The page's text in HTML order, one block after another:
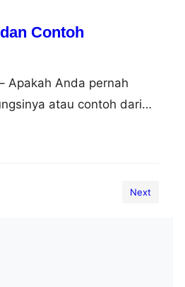
Contoh
Apakah Anda pernah
atau contoh dari
itu, jangan
artikel ini akan dijelaskan
Next